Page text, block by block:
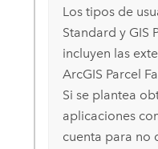
Los tipos de
Standard y GIS
incluyen las
ArcGIS Parcel
Si se plantea
aplicaciones
cuenta para no